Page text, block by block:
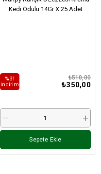
Kedi Ödülü 14Gr X 25 Adet
₺350,00
₺510,00
%31
i̇ndirim
Sepete Ekle